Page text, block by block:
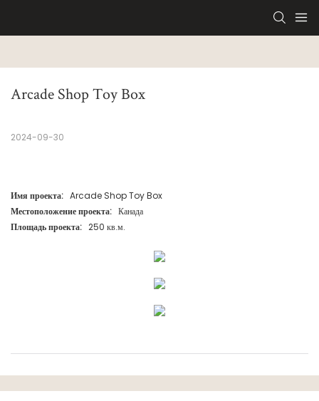
Arcade Shop Toy Box
2024-09-30
Имя проекта: Arcade Shop Toy Box
Местоположение проекта: Канада
Площадь проекта: 250 кв.м.